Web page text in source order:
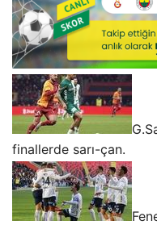
finallerde sarı-çan.